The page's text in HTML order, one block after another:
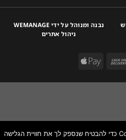
נבנה ומנוהל על ידי WEMANAGE
ניהול אתרים
אנו משתמשים בקובצי Cookie כדי להבטיח שנספק לך את חוויית הגלישה